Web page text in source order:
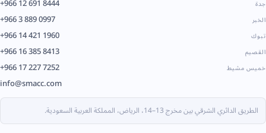
+966 12 691 8444 جدة
+966 3 889 0997 الخبر
+966 14 421 1960 تبوك
+966 16 385 8413 القصيم
+966 17 227 7252 خميس مشيط
info@smacc.com
الطريق الدائري الشرقي بين مخرج 13–14، الرياض، المملكة العربية السعودية.